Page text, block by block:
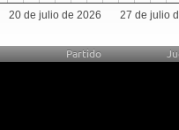
20 de julio de 2026 27 de julio
Partido